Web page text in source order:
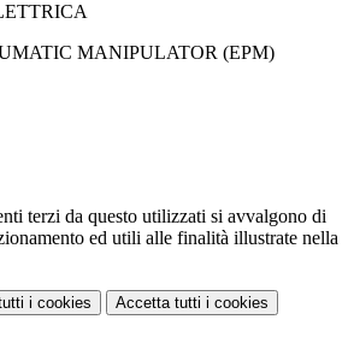
MANIPULATOR (EPM)
terzi da questo utilizzati si avvalgono di
ed utili alle finalità illustrate nella
i cookies Accetta tutti i cookies